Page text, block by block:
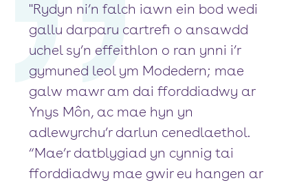
"Rydyn ni’n falch iawn ein bod wedi
gallu darparu cartrefi o ansawdd
uchel sy’n effeithlon o ran ynni i’r
gymuned leol ym Modedern; mae
galw mawr am dai fforddiadwy ar
Ynys Môn, ac mae hyn yn
adlewyrchu’r darlun cenedlaethol.
“Mae’r datblygiad yn cynnig tai
fforddiadwy mae gwir eu hangen ar